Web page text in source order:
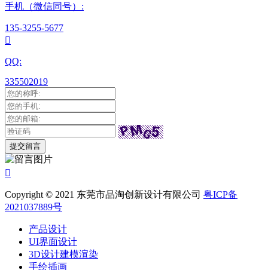
手机（微信同号）:
135-3255-5677

QQ:
335502019

Copyright © 2021 东莞市品淘创新设计有限公司 粤ICP备
2021037889号
产品设计
UI界面设计
3D设计建模渲染
手绘插画